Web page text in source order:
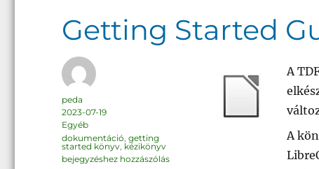
Getting Started
A
A
Szerző
peda
Közzétéve
2023-07-19
Kategória
Egyéb
Címke
dokumentáció ,getting
started könyv kézikönyv
Getting
Started
bejegyzéshez hozzászólás